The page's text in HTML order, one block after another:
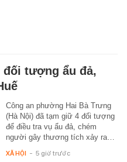
đối tượng ẩu đả,
Công an phường Hai Bà Trưng
(Hà Nội) đã tạm giữ 4 đối tượng
để điều tra vụ ẩu đả, chém
người gây thương tích xảy ra…
XÃ HỘI - 5 giờ trước